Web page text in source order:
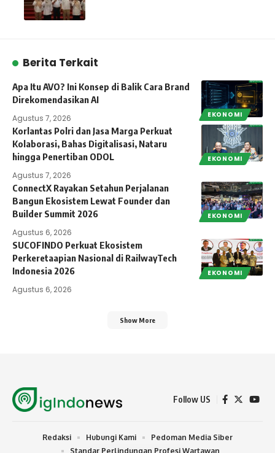
Berita Terkait
EKONOMI
Apa Itu AVO? Ini Konsep di Balik Cara Brand
Direkomendasikan AI
Agustus 7, 2026
EKONOMI
Korlantas Polri dan Jasa Marga Perkuat
Kolaborasi, Bahas Digitalisasi, Nataru
hingga Penertiban ODOL
Agustus 7, 2026
EKONOMI
ConnectX Rayakan Setahun Perjalanan
Bangun Ekosistem Lewat Founder dan
Builder Summit 2026
Agustus 6, 2026
EKONOMI
SUCOFINDO Perkuat Ekosistem
Perkeretaapian Nasional di RailwayTech
Indonesia 2026
Agustus 6, 2026
Show More
Follow US
Redaksi Hubungi Kami
Pedoman Media Siber
Standar Perlindungan Profesi Wartawan